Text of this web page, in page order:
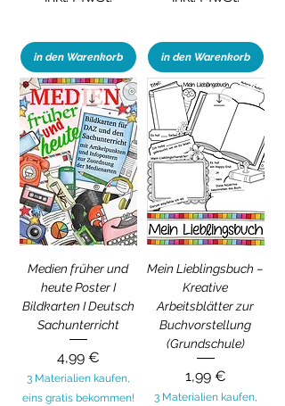
in den Warenkorb in den Warenkorb
Medien früher und
heute Poster I
Bildkarten I Deutsch
Sachunterricht
Preis
4,99 €
3 Materialien kaufen,
eins gratis bekommen!
Mein Lieblingsbuch –
Kreative
Arbeitsblätter zur
Buchvorstellung
(Grundschule)
Preis
1,99 €
3 Materialien kaufen,